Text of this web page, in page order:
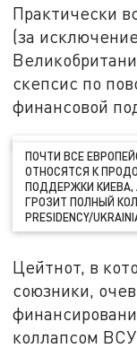
Практически
(за
скепсис по
финансовой
ПОЧТИ ВСЕ
ОТНОСЯТСЯ К
ПОДДЕРЖКИ КИЕВА,
ГРОЗИТ ПОЛНЫЙ
PRESIDENCY/
Цейтнот, в
союзники,
коллапсом